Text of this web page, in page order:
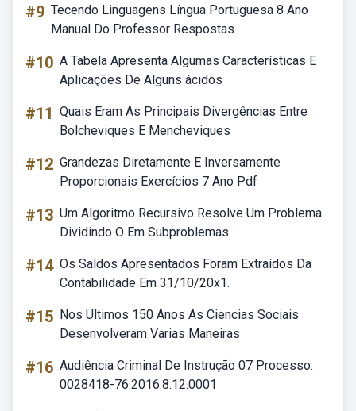
#9 Tecendo Linguagens Língua Portuguesa 8 Ano
Manual Do Professor Respostas
#10 A Tabela Apresenta Algumas Características E
Aplicações De Alguns ácidos
#11 Quais Eram As Principais Divergências Entre
Bolcheviques E Mencheviques
#12 Grandezas Diretamente E Inversamente
Proporcionais Exercícios 7 Ano Pdf
#13 Um Algoritmo Recursivo Resolve Um Problema
Dividindo O Em Subproblemas
#14 Os Saldos Apresentados Foram Extraídos Da
Contabilidade Em 31/10/20x1.
#15 Nos Ultimos 150 Anos As Ciencias Sociais
Desenvolveram Varias Maneiras
#16 Audiência Criminal De Instrução 07 Processo:
0028418-76.2016.8.12.0001